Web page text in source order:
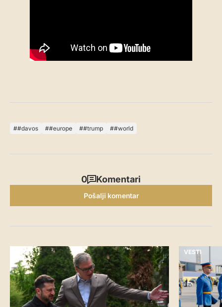
#davos #europe #trump #world
0 Komentari
Pošalji komentar
VESTI VESTI